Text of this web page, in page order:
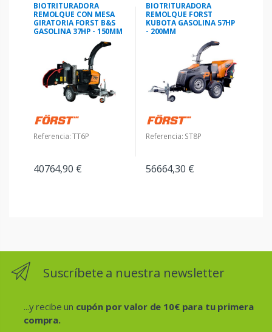
BIOTRITURADORA
REMOLQUE CON MESA
GIRATORIA FORST B&S
GASOLINA 37HP - 150MM
Referencia: TT6P
40764,90 €
BIOTRITURADORA
REMOLQUE FORST
KUBOTA GASOLINA 57HP
- 200MM
Referencia: ST8P
56664,30 €
Suscríbete a nuestra newsletter
...y recibe un cupón por valor de 10€ para tu primera
compra.